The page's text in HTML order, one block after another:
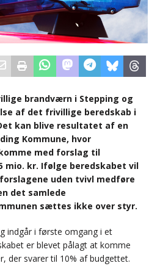
brandværn i Stepping og
af det frivillige beredskab i
kan blive resultatet af en
Kommune, hvor
med forslag til
mio. kr. Ifølge beredskabet vil
uden tvivl medføre
det samlede
sættes ikke over styr.
indgår i første omgang i et
er blevet pålagt at komme
der svarer til 10% af budgettet.